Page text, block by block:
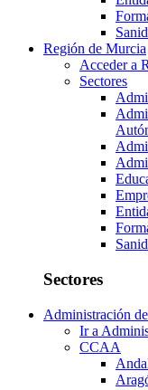
Región de Murcia
Acceder a
Sectores
Sectores
Administración
Ir a
CCAA